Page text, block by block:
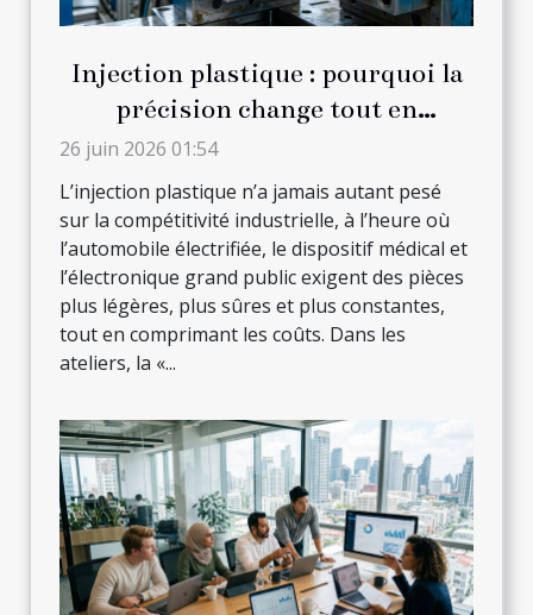
Injection plastique : pourquoi la
précision change tout en
production
26 juin 2026 01:54
L’injection plastique n’a jamais autant pesé
sur la compétitivité industrielle, à l’heure où
l’automobile électrifiée, le dispositif médical et
l’électronique grand public exigent des pièces
plus légères, plus sûres et plus constantes,
tout en comprimant les coûts. Dans les
ateliers, la «...